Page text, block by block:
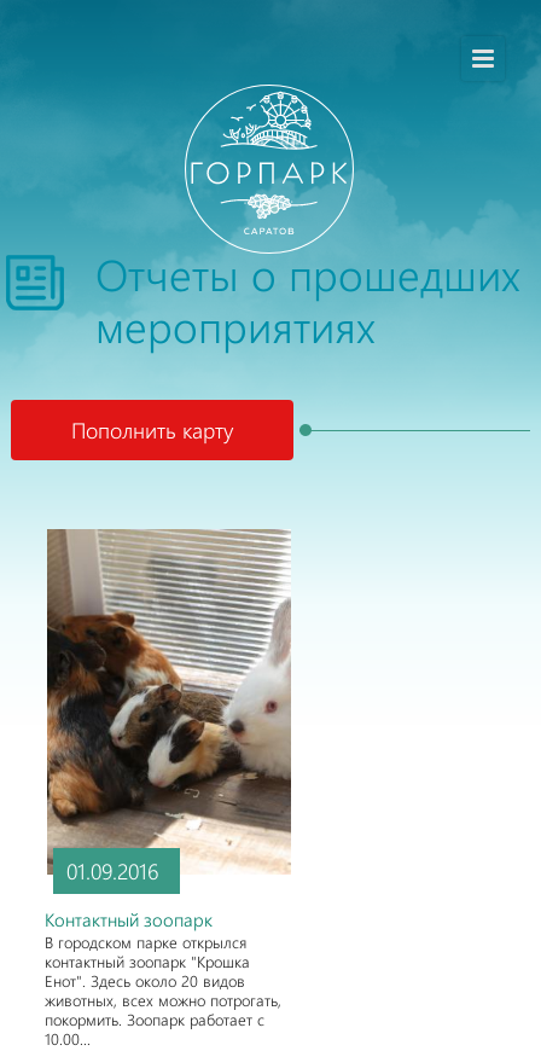
Отчеты о прошедших
мероприятиях
Пополнить карту
01.09.2016
Контактный зоопарк
В городском парке открылся
контактный зоопарк "Крошка
Енот". Здесь около 20 видов
животных, всех можно потрогать,
покормить. Зоопарк работает с
10.00...